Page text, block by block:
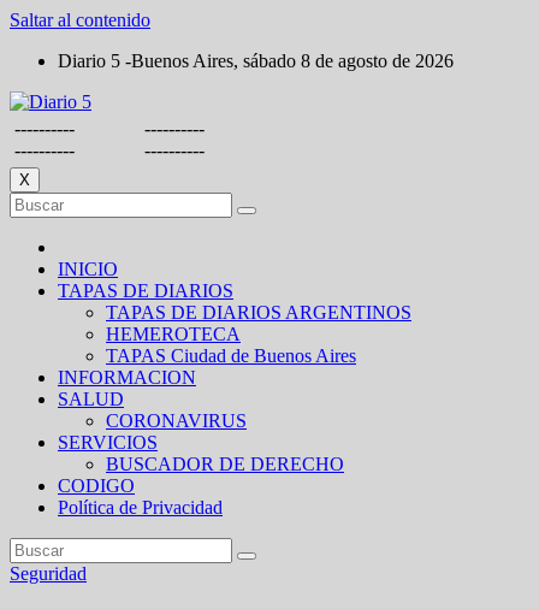
Saltar al contenido
Diario 5 -Buenos Aires, sábado 8 de agosto de 2026
----------
----------
----------
----------
X
INICIO
TAPAS DE DIARIOS
TAPAS DE DIARIOS ARGENTINOS
HEMEROTECA
TAPAS Ciudad de Buenos Aires
INFORMACION
SALUD
CORONAVIRUS
SERVICIOS
BUSCADOR DE DERECHO
CODIGO
Política de Privacidad
Seguridad